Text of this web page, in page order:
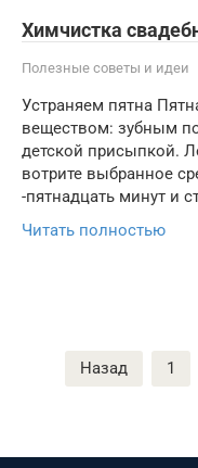
Химчистка
Полезные советы и идеи
Устраняем пятна
веществом: зубным
детской присыпкой.
вотрите выбранное
-пятнадцать минут и
Читать полностью
Пагинация
записей
Назад 1